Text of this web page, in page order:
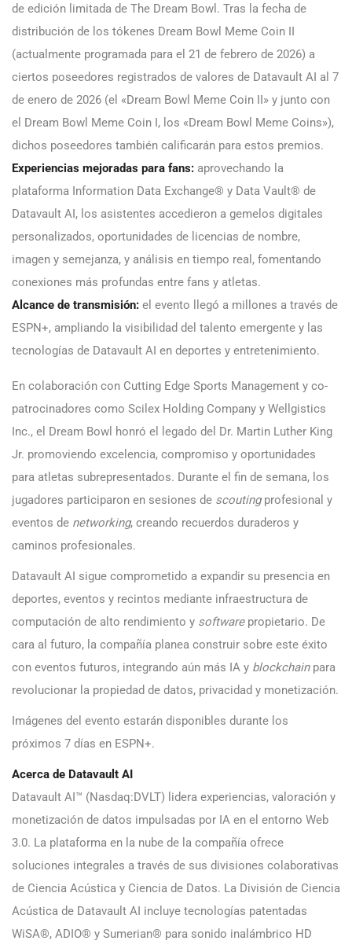
de edición limitada de The Dream Bowl. Tras la fecha de
distribución de los tókenes Dream Bowl Meme Coin II
(actualmente programada para el 21 de febrero de 2026) a
ciertos poseedores registrados de valores de Datavault AI al 7
de enero de 2026 (el «Dream Bowl Meme Coin II» y junto con
el Dream Bowl Meme Coin I, los «Dream Bowl Meme Coins»),
dichos poseedores también calificarán para estos premios.
Experiencias mejoradas para fans: aprovechando la
plataforma Information Data Exchange® y Data Vault® de
Datavault AI, los asistentes accedieron a gemelos digitales
personalizados, oportunidades de licencias de nombre,
imagen y semejanza, y análisis en tiempo real, fomentando
conexiones más profundas entre fans y atletas.
Alcance de transmisión: el evento llegó a millones a través de
ESPN+, ampliando la visibilidad del talento emergente y las
tecnologías de Datavault AI en deportes y entretenimiento.
En colaboración con Cutting Edge Sports Management y co-
patrocinadores como Scilex Holding Company y Wellgistics
Inc., el Dream Bowl honró el legado del Dr. Martin Luther King
Jr. promoviendo excelencia, compromiso y oportunidades
para atletas subrepresentados. Durante el fin de semana, los
jugadores participaron en sesiones de scoutingprofesional y
eventos de networking, creando recuerdos duraderos y
caminos profesionales.
Datavault AI sigue comprometido a expandir su presencia en
deportes, eventos y recintos mediante infraestructura de
computación de alto rendimiento y software propietario. De
cara al futuro, la compañía planea construir sobre este éxito
con eventos futuros, integrando aún más IA y blockchainpara
revolucionar la propiedad de datos, privacidad y monetización.
Imágenes del evento estarán disponibles durante los
próximos 7 días en ESPN+.
Acerca de Datavault AI
Datavault AI™ (Nasdaq:DVLT) lidera experiencias, valoración y
monetización de datos impulsadas por IA en el entorno Web
3.0. La plataforma en la nube de la compañía ofrece
soluciones integrales a través de sus divisiones colaborativas
de Ciencia Acústica y Ciencia de Datos. La División de Ciencia
Acústica de Datavault AI incluye tecnologías patentadas
WiSA®, ADIO® y Sumerian® para sonido inalámbrico HD